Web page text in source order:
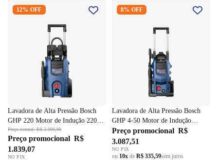
Lavadora de Alta Pressão
Bosch GHP 220 Motor de
12% OFF
Lavadora de Alta Pressão Bosch
GHP 220 Motor de Indução 2200
PSI 220V
Preço normalR$ 2.099,99
Preço promocional R$
1.839,07
NO PIX
Lavadora de Alta Pressão
Bosch GHP 4-50 Motor de
8% OFF
Lavadora de Alta Pressão Bosch
GHP 4-50 Motor de Indução
2500PSI 220V
Preço promocional R$
3.087,51
NO PIX
ou 10x de R$ 335,59sem juros